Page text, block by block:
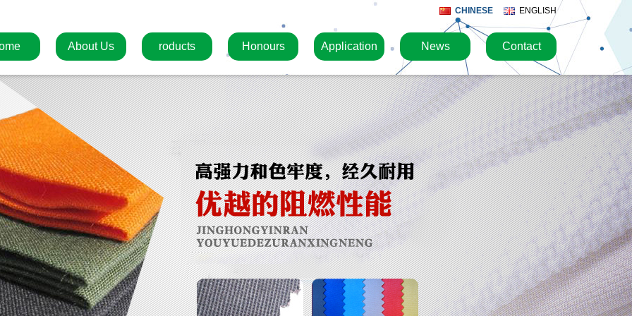
ENGLISH
CHINESE
About Us roducts Honours Application News Contact